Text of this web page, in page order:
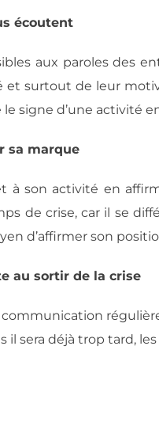
écoutent
aux paroles des
surtout de leur
signe d’une activité
sa marque
à son activité en
de crise, car il se
d’affirmer son
au sortir de la crise
il sera déjà trop tard,